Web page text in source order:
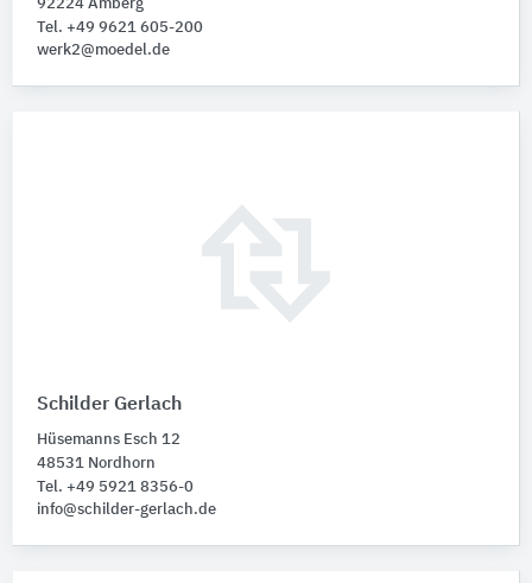
92224 Amberg
Tel. +49 9621 605-200
werk2@moedel.de
Schilder Gerlach
Hüsemanns Esch 12
48531 Nordhorn
Tel. +49 5921 8356-0
info@schilder-gerlach.de